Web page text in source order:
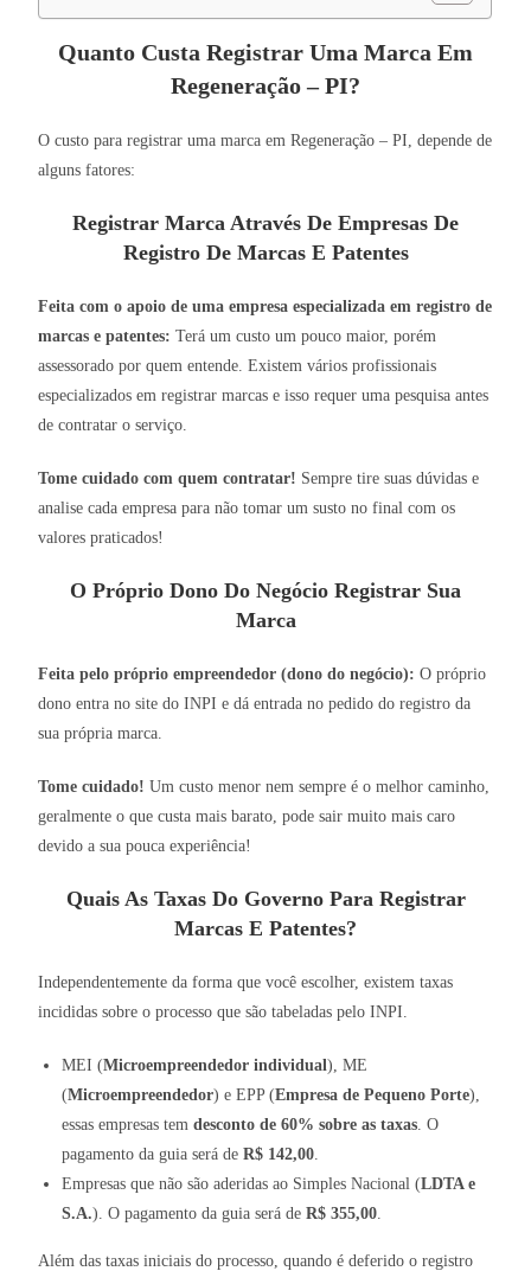
Quanto Custa Registrar Uma Marca Em
Regeneração – PI?
O custo para registrar uma marca em Regeneração – PI, depende de
alguns fatores:
Registrar Marca Através De Empresas De
Registro De Marcas E Patentes
Feita com o apoio de uma empresa especializada em registro de
marcas e patentes: Terá um custo um pouco maior, porém
assessorado por quem entende. Existem vários profissionais
especializados em registrar marcas e isso requer uma pesquisa antes
de contratar o serviço.
Tome cuidado com quem contratar! Sempre tire suas dúvidas e
analise cada empresa para não tomar um susto no final com os
valores praticados!
O Próprio Dono Do Negócio Registrar Sua
Marca
Feita pelo próprio empreendedor (dono do negócio): O próprio
dono entra no site do INPI e dá entrada no pedido do registro da
sua própria marca.
Tome cuidado! Um custo menor nem sempre é o melhor caminho,
geralmente o que custa mais barato, pode sair muito mais caro
devido a sua pouca experiência!
Quais As Taxas Do Governo Para Registrar
Marcas E Patentes?
Independentemente da forma que você escolher, existem taxas
incididas sobre o processo que são tabeladas pelo INPI.
MEI (Microempreendedor individual), ME
(Microempreendedor) e EPP (Empresa de Pequeno Porte),
essas empresas temdesconto de 60% sobre as taxas . O
pagamento da guia será deR$ 142,00
Empresas que não são aderidas ao Simples Nacional (LDTA e
S.A.). O pagamento da guia será deR$ 355,00
Além das taxas iniciais do processo, quando é deferido o registro